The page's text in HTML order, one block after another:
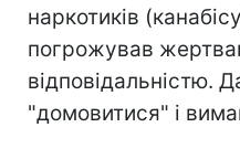
наркотиків
погрожував
відповідальністю.
"домовитися" і